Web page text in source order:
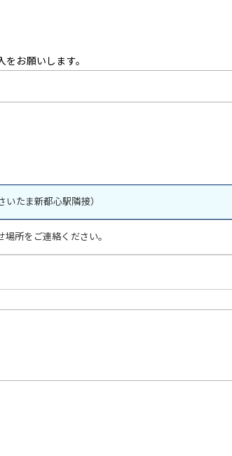
お願いします。
たま新都心駅隣接）
所をご連絡ください。